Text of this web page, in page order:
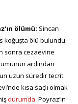
ölümü: Sincan
koğuşta ölü bulundu.
sonra cezaevine
ardından
uzun süredir tecrit
kısa saçlı olmak
durumda. Poyraz’ın